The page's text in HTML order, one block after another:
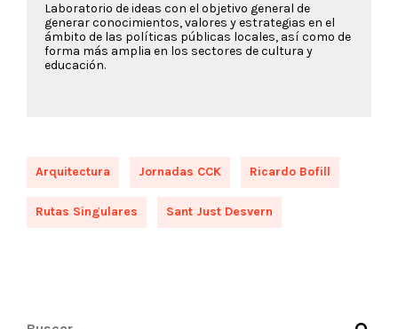
Laboratorio de ideas con el objetivo general de
generar conocimientos, valores y estrategias en el
ámbito de las políticas públicas locales, así como de
forma más amplia en los sectores de cultura y
educación.
Arquitectura Jornadas CCK Ricardo Bofill
Rutas Singulares Sant Just Desvern